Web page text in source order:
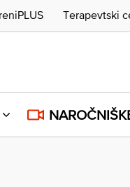
Terapevtski